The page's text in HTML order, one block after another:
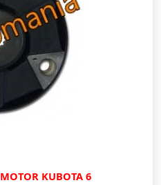
KUBOTA 6